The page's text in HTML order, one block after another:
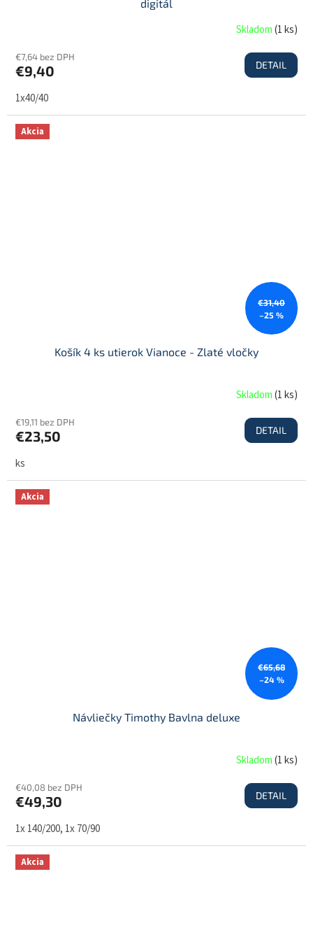
digitál
Skladom(1 ks)
€7,64 bez DPH
€9,40 DETAIL
1x40/40
Akcia
€31,40
–25 %
Košík 4 ks utierok Vianoce - Zlaté vločky
Skladom(1 ks)
€19,11 bez DPH
€23,50 DETAIL
ks
Akcia
€65,68
–24 %
Návliečky Timothy Bavlna deluxe
Skladom(1 ks)
€40,08 bez DPH
€49,30 DETAIL
1x 140/200, 1x 70/90
Akcia